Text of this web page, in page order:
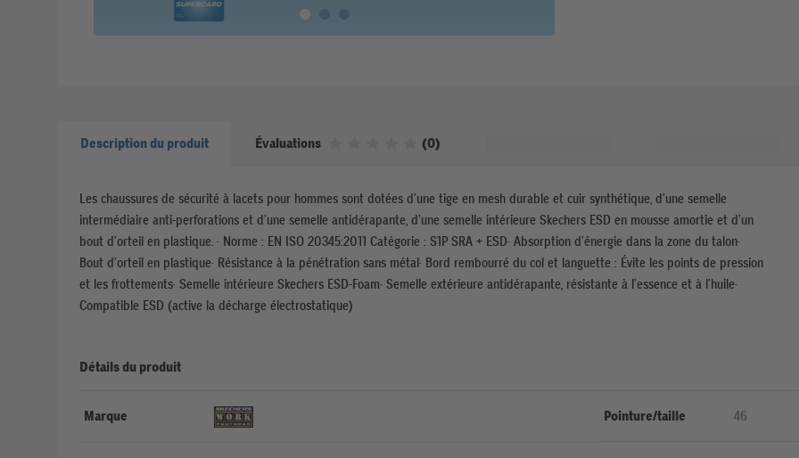
Description du produit Évaluations Noté 0 sur 5 étoiles
(0)
Les chaussures de sécurité à lacets pour hommes sont dotées d’une tige en mesh durable et cuir synthétique, d’une semelle
intermédiaire anti-perforations et d’une semelle antidérapante, d’une semelle intérieure Skechers ESD en mousse amortie et d’un
bout d’orteil en plastique. · Norme : EN ISO 20345:2011 Catégorie : S1P SRA + ESD· Absorption d’énergie dans la zone du talon·
Bout d’orteil en plastique· Résistance à la pénétration sans métal· Bord rembourré du col et languette : Évite les points de pression
et les frottements· Semelle intérieure Skechers ESD-Foam· Semelle extérieure antidérapante, résistante à l’essence et à l’huile·
Compatible ESD (active la décharge électrostatique)
Détails du produit
Marque Pointure/taille 46